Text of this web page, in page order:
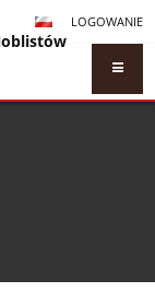
LOGOWANIE